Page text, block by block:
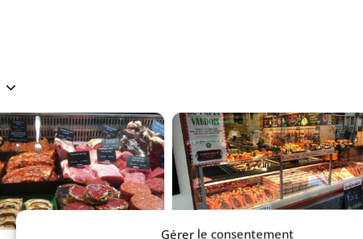
Gérer le consentement